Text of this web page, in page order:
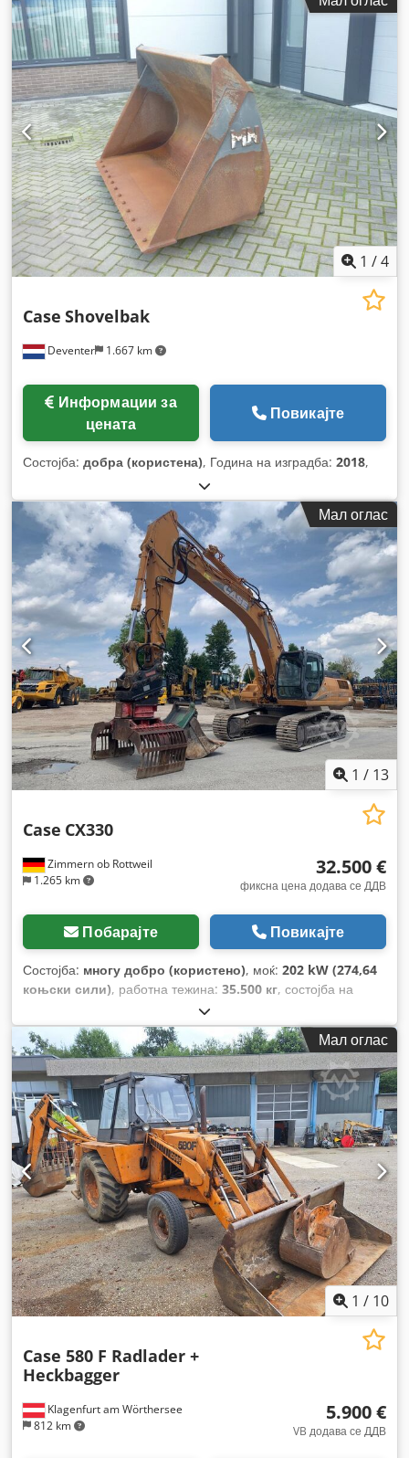
на изградба:2012 4.490 h
, Опрема:
кабина,
1 /4
Deventer 1.667 km
Case Shovelbak
цената
Повикајте
Состојба: добра (користена), Година на изградба: 2018,
Мал оглас
1 / 13
Zimmern ob Rottweil
1.265 km
Case CX330
32.500 €
фиксна цена додава се ДДВ
Побарајте Повикајте
Состојба: многу добро (користено), моќ: 202 kW (274,64
коњски сили), работна тежина: 35.500 кг, состојба на
, Година на изградба:
часови:9.139 h, Опрема:клима уред,
Мал оглас
1 / 10
Klagenfurt am Wörthersee
812 km
Case 580 F Radlader +
Heckbagger
5.900 €
VB додава се ДДВ